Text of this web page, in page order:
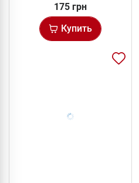
175 грн
Купить